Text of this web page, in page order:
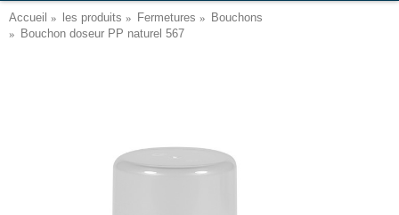
Accueil les produits Fermetures
Bouchons
Bouchon doseur PP naturel 567